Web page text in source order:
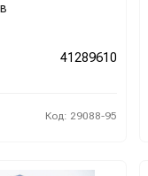
41289610
Код: 29088-95